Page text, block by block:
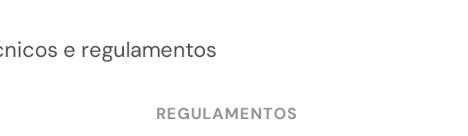
e regulamentos
REGULAMENTOS